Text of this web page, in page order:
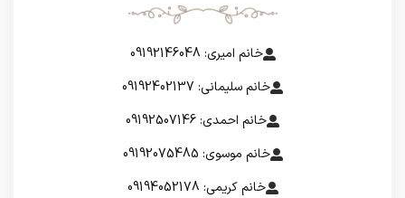
خانم امیری: 09192146048
خانم سلیمانی: 09192402137
خانم احمدی: 09192507146
خانم موسوی: 09192075485
خانم کریمی: 09194052178